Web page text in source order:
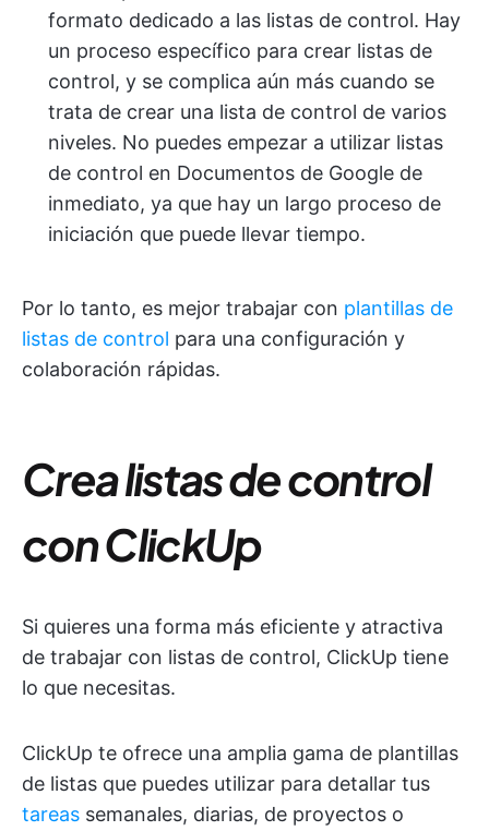
formato dedicado a las listas de control. Hay
un proceso específico para crear listas de
control, y se complica aún más cuando se
trata de crear una lista de control de varios
niveles. No puedes empezar a utilizar listas
de control en Documentos de Google de
inmediato, ya que hay un largo proceso de
iniciación que puede llevar tiempo.
Por lo tanto, es mejor trabajar con plantillas de
listas de control para una configuración y
colaboración rápidas.
Crea listas de control
con ClickUp
Si quieres una forma más eficiente y atractiva
de trabajar con listas de control, ClickUp tiene
lo que necesitas.
ClickUp te ofrece una amplia gama de plantillas
de listas que puedes utilizar para detallar tus
tareas semanales, diarias, de proyectos o